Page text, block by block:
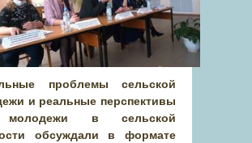
проблемы сельской
и реальные перспективы
в сельской
обсуждали в формате